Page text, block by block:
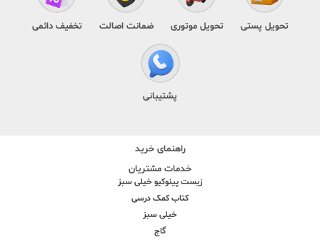
تحویل پستی تحویل موتوری ضمانت اصالت تخفیف دائمی
پشتیبانی
راهنمای خرید
خدمات مشتریان
زیست پینوکیو خیلی سبز
کتاب کمک درسی
خیلی سبز
گاج